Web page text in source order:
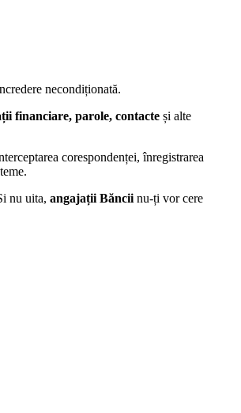
necondiționată.
financiare, parole, contacte și alte
corespondenței, înregistrarea
nu uita, angajații Băncii nu-ți vor cere